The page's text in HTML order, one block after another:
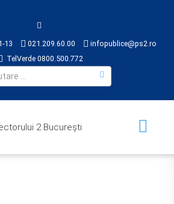
13 021.209.60.00
infopublice@ps2.ro
TelVerde 0800.500.772